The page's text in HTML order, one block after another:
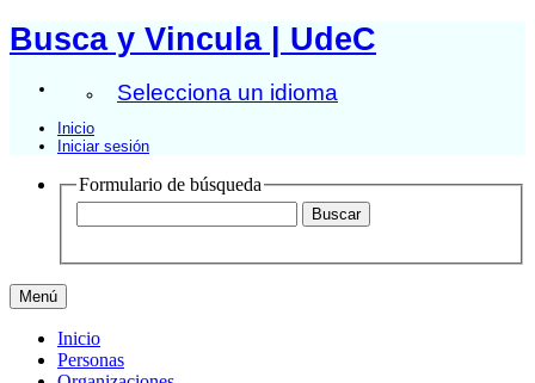
Busca y Vincula | UdeC
Selecciona un idioma
Inicio
Iniciar sesión
Formulario de búsqueda
Menú
Inicio
Personas